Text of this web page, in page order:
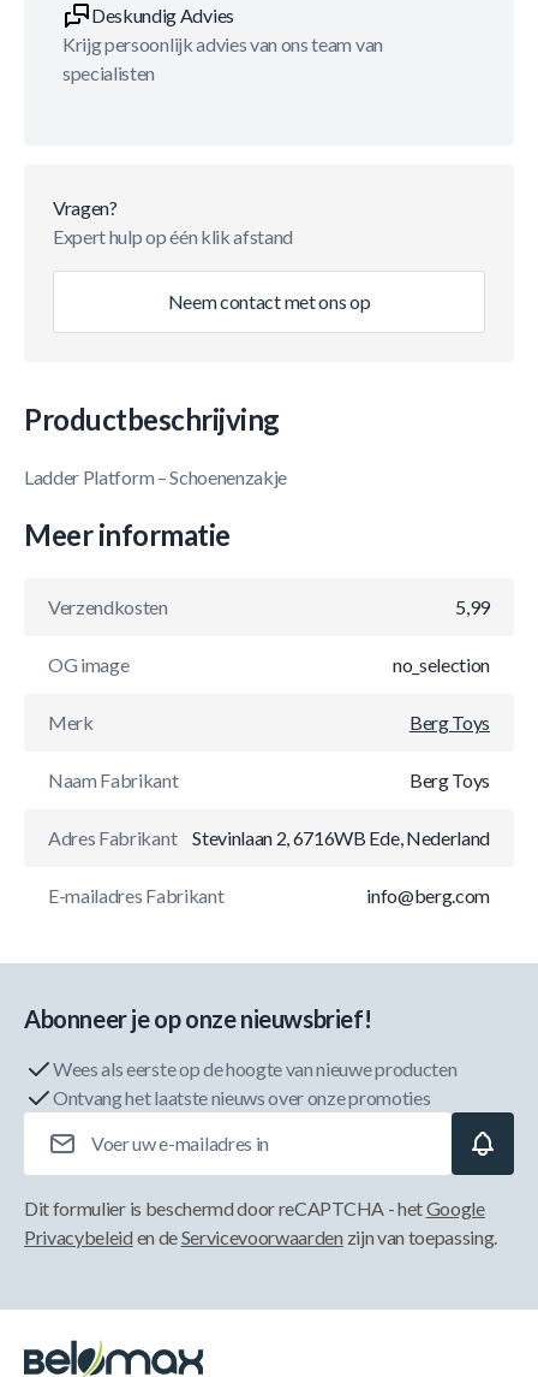
Deskundig Advies
Krijg persoonlijk advies van ons team van
specialisten
Vragen?
Expert hulp op één klik afstand
Neem contact met ons op
Productbeschrijving
Ladder Platform – Schoenenzakje
Meer informatie
Verzendkosten 5,99
OG image no_selection
Merk Berg Toys
Naam Fabrikant Berg Toys
Adres Fabrikant Stevinlaan 2, 6716WB Ede, Nederland
E-mailadres Fabrikant info@berg.com
Abonneer je op onze nieuwsbrief!
Wees als eerste op de hoogte van nieuwe producten
Ontvang het laatste nieuws over onze promoties
Dit formulier is beschermd door reCAPTCHA - hetGoogle
Privacybeleid en deServicevoorwaarden zijn van toepassing.